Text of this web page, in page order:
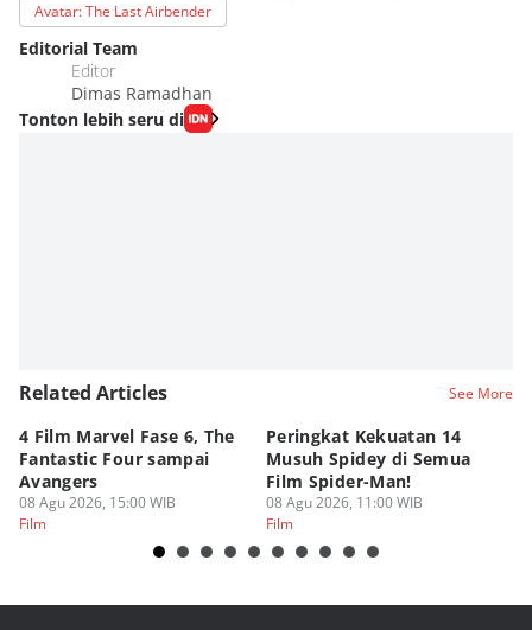
Avatar: The Last Airbender
Editorial Team
Editor
Dimas Ramadhan
Tonton lebih seru di
Related Articles See More
4 Film Marvel Fase 6, The
Fantastic Four sampai
Avangers
08 Agu 2026, 15:00 WIB
Film
Peringkat Kekuatan 14
Musuh Spidey di Semua
Film Spider-Man!
08 Agu 2026, 11:00 WIB
Film